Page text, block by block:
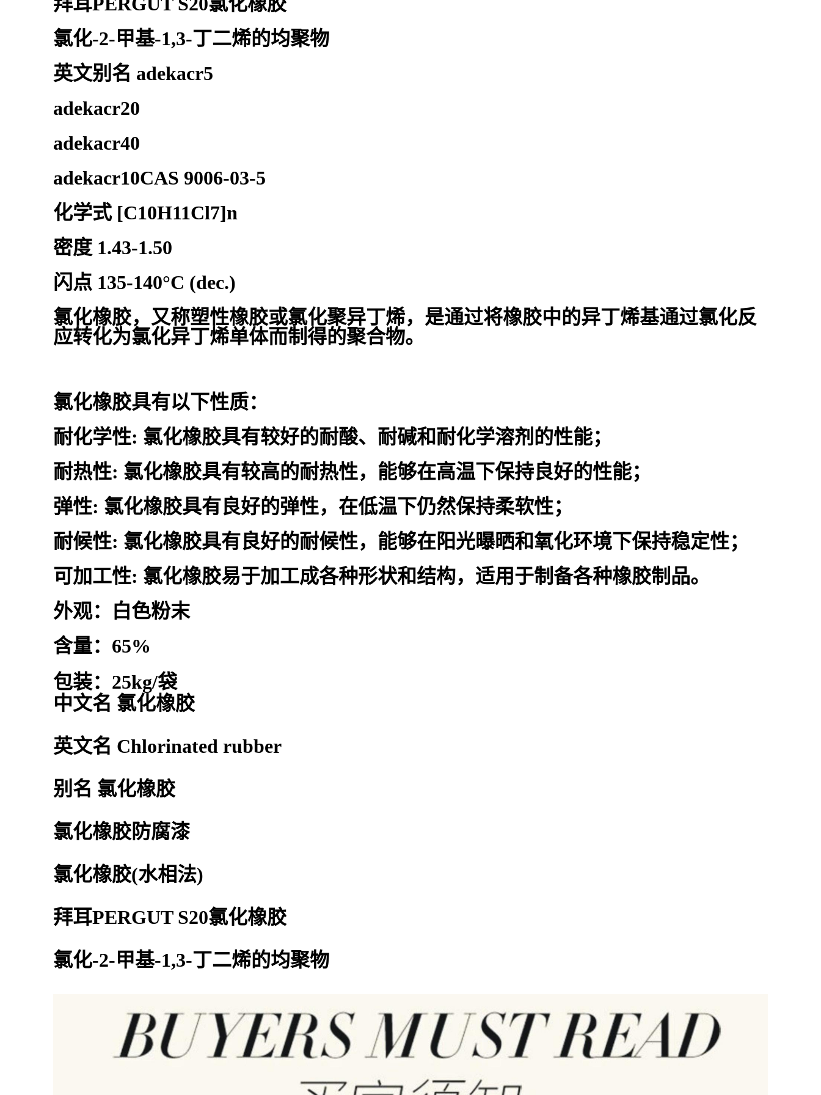
氯化-2-甲基-1,3-丁二烯的均聚物
英文别名 adekacr5
adekacr20
adekacr40
adekacr10CAS 9006-03-5
化学式 [C10H11Cl7]n
密度 1.43-1.50
闪点 135-140°C (dec.)
氯化橡胶，又称塑性橡胶或氯化聚异丁烯，是通过将橡胶中的异丁烯基通过氯化反
应转化为氯化异丁烯单体而制得的聚合物。
氯化橡胶具有以下性质：
耐化学性: 氯化橡胶具有较好的耐酸、耐碱和耐化学溶剂的性能；
耐热性: 氯化橡胶具有较高的耐热性，能够在高温下保持良好的性能；
弹性: 氯化橡胶具有良好的弹性，在低温下仍然保持柔软性；
耐候性: 氯化橡胶具有良好的耐候性，能够在阳光曝晒和氧化环境下保持稳定性；
可加工性: 氯化橡胶易于加工成各种形状和结构，适用于制备各种橡胶制品。
外观：白色粉末
含量：65%
包装：25kg/袋
中文名 氯化橡胶
英文名 Chlorinated rubber
别名 氯化橡胶
氯化橡胶防腐漆
氯化橡胶(水相法)
拜耳PERGUT S20氯化橡胶
氯化-2-甲基-1,3-丁二烯的均聚物